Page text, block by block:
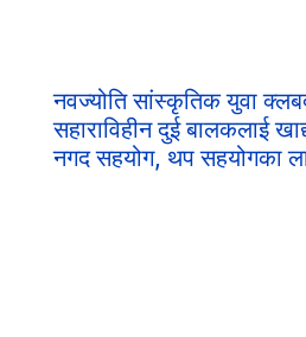
नवज्योति सांस्कृतिक युवा
सहाराविहीन दुई बालकलाई
नगद सहयोग, थप सहयोगका